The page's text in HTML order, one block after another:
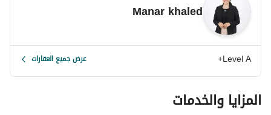
Manar khaled
Level A+ عرض جميع العقارات
المزايا والخدمات